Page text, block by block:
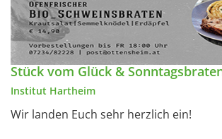
Stück vom Glück &
Institut Hartheim
Wir landen Euch sehr herzlich ein!